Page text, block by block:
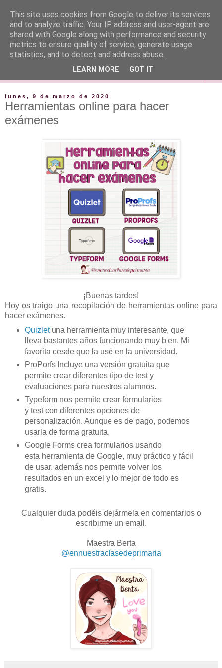
lunes, 9 de marzo de 2020
Herramientas online para hacer
exámenes
¡Buenas tardes!
Hoy os traigo una recopilación de herramientas online para
hacer exámenes.
Quizletuna herramienta muy interesante, que
lleva bastantesaños funcionando muy bien. Mi
favorita desde que la usé en la universidad.
ProPorfs Incluyeuna versión gratuita que
permite crear diferentes tipo de test y
evaluaciones para nuestros alumnos.
Typeformnos permite crear formularios
y testcon diferentes opciones de
personalización. Aunque es de pago, podemos
usarla de forma gratuita.
Google Formscrea formularios usando
esta herramienta de Google, muy práctico y fácil
de usar. además nos permite volver los
resultados en un excel y lo mejor de todo es
gratis.
Cualquier duda podéis dejármela en comentarios o
escribirme un email.
Maestra Berta
@ennuestraclasedeprimaria
This site uses cookies from Google to deliver its services
and to analyze traffic. Your IP address and user-agent are
shared with Google along with performance and security
metrics to ensure quality of service, generate usage
statistics, and to detect and address abuse.
LEARN MORE GOT IT